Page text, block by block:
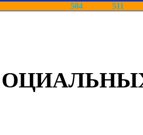
504 511